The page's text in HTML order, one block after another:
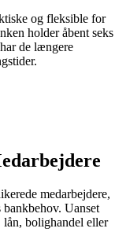
og fleksible for
holder åbent seks
de længere
medarbejdere,
Uanset
bolighandel eller